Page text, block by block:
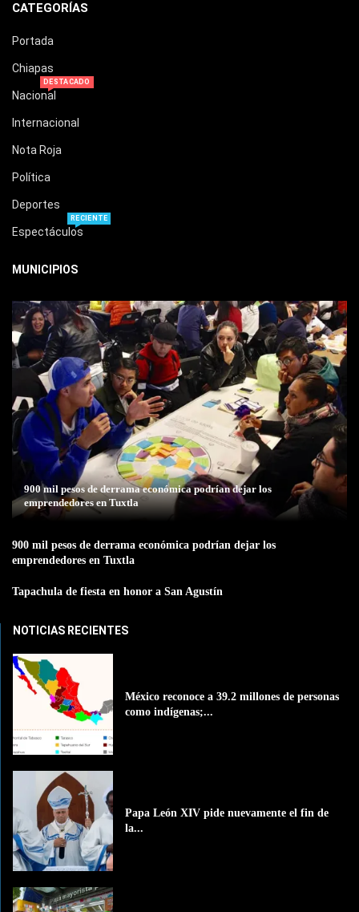
CATEGORÍAS
Portada
Chiapas
Nacional
DESTACADO
Internacional
Nota Roja
Política
Deportes
Espectáculos
RECIENTE
MUNICIPIOS
900 mil pesos de derrama económica podrían dejar los
emprendedores en Tuxtla
900 mil pesos de derrama económica podrían dejar los
emprendedores en Tuxtla
Tapachula de fiesta en honor a San Agustín
NOTICIAS RECIENTES
México reconoce a 39.2 millones de personas
como indígenas;...
Papa León XIV pide nuevamente el fin de
la...